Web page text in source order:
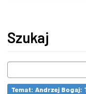
Szukaj
Temat: Andrzej